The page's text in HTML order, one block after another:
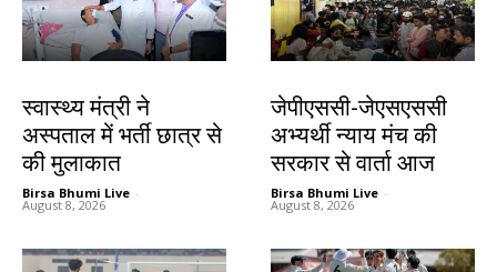
स्वास्थ्य मंत्री ने
अस्पताल में भर्ती छात्र से
की मुलाकात
Birsa Bhumi Live -
August 8, 2026
जेपीएससी-जेएसएससी
अभ्यर्थी न्याय मंच की
सरकार से वार्ता आज
Birsa Bhumi Live -
August 8, 2026